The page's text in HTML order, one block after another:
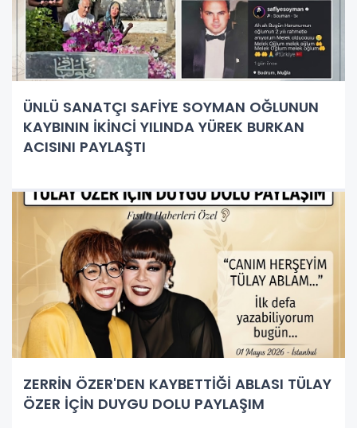
ÜNLÜ SANATÇI SAFİYE SOYMAN OĞLUNUN
KAYBININ İKİNCİ YILINDA YÜREK BURKAN
ACISINI PAYLAŞTI
ZERRİN ÖZER'DEN KAYBETTİĞİ ABLASI TÜLAY
ÖZER İÇİN DUYGU DOLU PAYLAŞIM